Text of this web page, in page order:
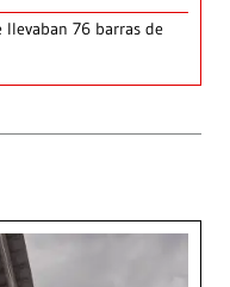
llevaban 76 barras de